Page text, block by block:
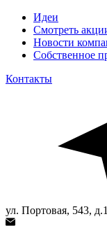
Идеи
Смотреть
Новости
Собственное
Контакты
ул. Портовая, 543,